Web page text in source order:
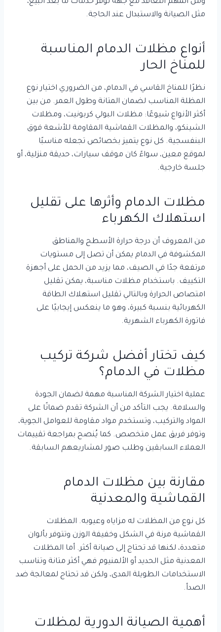
مثل الصيانة والاستبدال عند الحاجة.
أنواع مظلات الدمام المناسبة
للمناخ الحار
نظرًا للمناخ القاسي في الدمام، من الضروري اختيار نوع
المظلة المناسب لضمان المتانة وطول العمر. من بين
أكثر الأنواع شيوعًا: مظلات البولي كربونيت، ومظلات
الشينكو، والمظلات القماشية المقاومة للأشعة فوق
البنفسجية. كل نوع يتميز بخصائص تجعله مناسبًا
لموقع معين، سواءً كان موقف سيارات، حديقة منزلية، أو
جلسة خارجية.
مظلات الدمام وأثرها على تقليل
استهلاك الكهرباء
من المعروف أن درجة حرارة الأسطح والمناطق
المكشوفة في الدمام يمكن أن تصل إلى مستويات
مرتفعة جدًا في الصيف، مما يزيد من الحمل على أجهزة
التكييف. باستخدام مظلات مناسبة، يمكن تقليل
امتصاص الحرارة وبالتالي تقليل استهلاك الطاقة
الكهربائية بنسبة كبيرة، وهو ما ينعكس إيجابيًا على
فاتورة الكهرباء الشهرية.
كيف تختار أفضل شركة تركيب
مظلات في الدمام؟
عملية اختيار الشركة المناسبة مهمة لضمان الجودة
والسلامة. يجب التأكد من أن الشركة تقدم ضمانًا على
المواد والتركيب، وتستخدم مواد مقاومة للعوامل الجوية،
وتوفر فريق عمل متخصص. كما يُنصح بمراجعة تقييمات
العملاء السابقين وطلب صور لمشاريعهم السابقة.
مقارنة بين مظلات الدمام
القماشية والمعدنية
كل نوع من المظلات له مزاياه وعيوبه. المظلات
القماشية مرنة في الشكل وخفيفة الوزن وتتوفر بألوان
متعددة، لكنها قد تحتاج إلى صيانة أكثر. أما المظلات
المعدنية مثل الحديد أو الألمنيوم فهي أكثر متانة وتناسب
الاستخدامات الطويلة المدى، ولكن قد تحتاج لمعالجة ضد
الصدأ.
أهمية الصيانة الدورية لمظلات